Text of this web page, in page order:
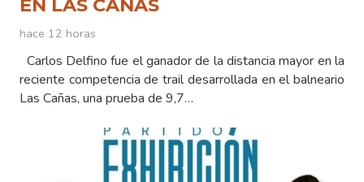
hace 12 horas
Carlos Delfino fue el ganador de la distancia mayor en la
reciente competencia de trail desarrollada en el balneario
Las Cañas, una prueba de 9,7…